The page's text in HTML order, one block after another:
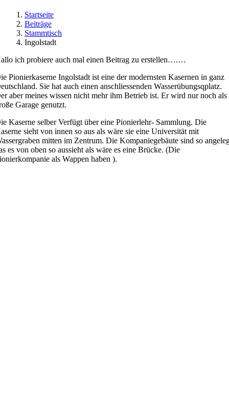
Startseite
Beiträge
Stammtisch
Ingolstadt
ich probiere auch mal einen Beitrag zu erstellen….…
Pionierkaserne Ingolstadt ist eine der modernsten Kasernen in ganz
Sie hat auch einen anschliessenden Wasserübungsqplatz.
aber meines wissen nicht mehr ihm Betrieb ist. Er wird nur noch als
Garage genutzt.
Kaserne selber Verfügt über eine Pionierlehr- Sammlung. Die
sieht von innen so aus als wäre sie eineUniversität mit
mitten im Zentrum. Die Kompaniegebäute sind so
es von oben so aussieht als wäre es eine Brücke. (Die
ionierkompanie als Wappen haben ).